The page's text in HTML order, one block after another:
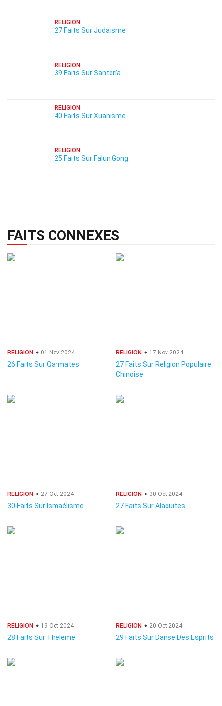
RELIGION
27 Faits Sur Judaïsme
RELIGION
39 Faits Sur Santería
RELIGION
40 Faits Sur Xuanisme
RELIGION
25 Faits Sur Falun Gong
FAITS CONNEXES
RELIGION 01 Nov 2024
26 Faits Sur Qarmates
RELIGION 17 Nov 2024
27 Faits Sur Religion Populaire
Chinoise
RELIGION 27 Oct 2024
30 Faits Sur Ismaélisme
RELIGION 30 Oct 2024
27 Faits Sur Alaouites
RELIGION 19 Oct 2024
28 Faits Sur Thélème
RELIGION 20 Oct 2024
29 Faits Sur Danse Des Esprits